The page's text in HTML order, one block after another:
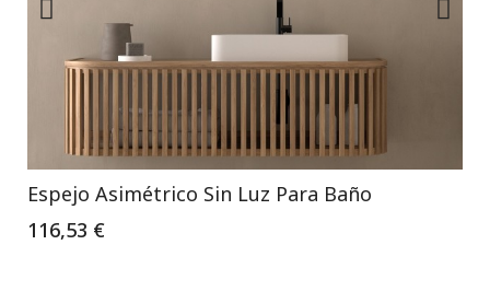
Espejo Asimétrico Sin Luz Para Baño
116,53 €